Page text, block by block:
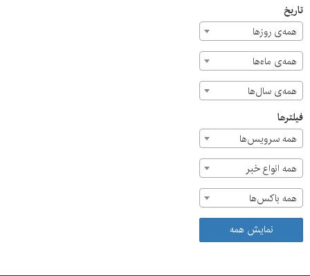
نشستن نمی یافتند.
تاریخ
همه‌ی روزها
همه‌ی ماه‌ها
همه‌ی سال‌ها
فیلترها
همه سرویس‌ها
همه انواع خبر
همه باکس‌ها
نمایش همه